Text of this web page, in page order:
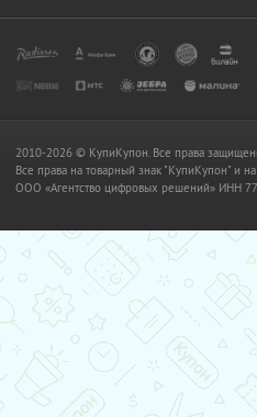
2010-2026 © КупиКупон. Все права
Все права на товарный знак "КупиКупон" и
OOO «Агентство цифровых решений» ИНН